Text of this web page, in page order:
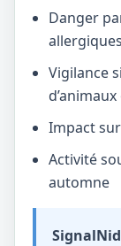
Danger
allergiques
Vigilance
Impact
Activité
automne